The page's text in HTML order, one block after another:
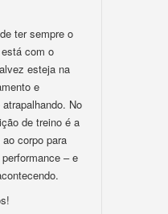
ter sempre o
com o
esteja na
e
No
de treino é a
corpo para
– e